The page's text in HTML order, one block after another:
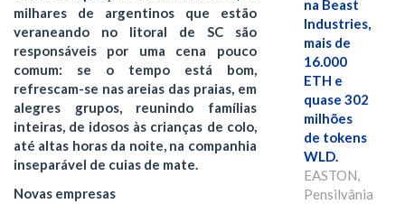
milhares de argentinos que estão
veraneando no litoral de SC são
responsáveis por uma cena pouco
comum: se o tempo está bom,
refrescam-se nas areias das praias, em
alegres grupos, reunindo famílias
inteiras, de idosos às crianças de colo,
até altas horas da noite, na companhia
inseparável de cuias de mate.
Novas empresas
na Beast
Industries,
mais de
16.000
ETH e
quase 302
milhões
de tokens
WLD.
EASTON,
Pensilvânia,